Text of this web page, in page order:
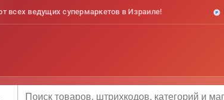
всех ведущих супермаркетов в Израиле!